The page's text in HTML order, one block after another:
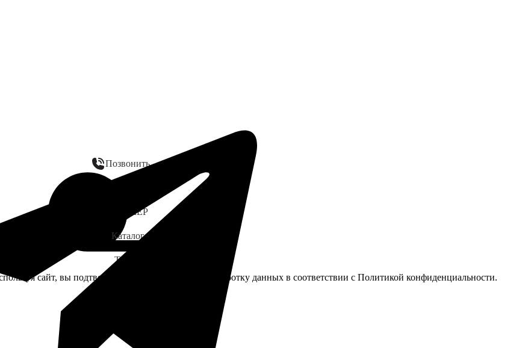
Позвонить
ЗАМЕР
Каталог
Telegram
сайт, вы подтверждаете своё согласие на обработку данных в соответствии с Политикой конфиденциальности.